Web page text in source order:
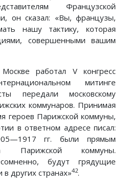
Французской
он сказал: «Вы, французы,
нашу тактику, которая
совершенными вашим
работал V конгресс
митинге
передали московскому
коммунаров. Принимая
героев Парижской коммуны,
в ответном адресе писал:
гг. были прямым
Парижской коммуны.
будут грядущие
других странах»42.